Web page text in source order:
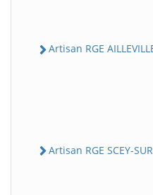
Artisan RGE
Artisan RGE SCEY-